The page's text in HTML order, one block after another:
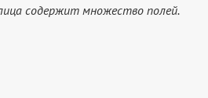
содержит множество полей.